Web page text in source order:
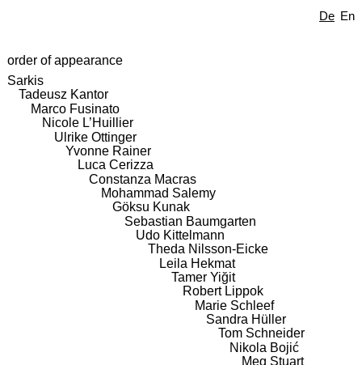
De En
order of appearance
Sarkis
Tadeusz Kantor
Marco Fusinato
Nicole L’Huillier
Ulrike Ottinger
Yvonne Rainer
Luca Cerizza
Constanza Macras
Mohammad Salemy
Göksu Kunak
Sebastian Baumgarten
Udo Kittelmann
Theda Nilsson-Eicke
Leila Hekmat
Tamer Yiğit
Robert Lippok
Marie Schleef
Sandra Hüller
Tom Schneider
Nikola Bojić
Meg Stuart